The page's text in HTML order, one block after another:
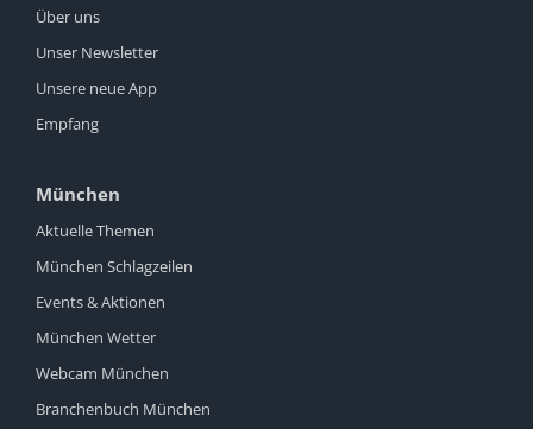
Über uns
Unser Newsletter
Unsere neue App
Empfang
München
Aktuelle Themen
München Schlagzeilen
Events & Aktionen
München Wetter
Webcam München
Branchenbuch München